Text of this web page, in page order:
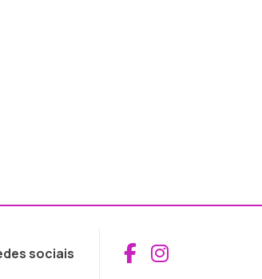
sociais Aceder ao
Aceder